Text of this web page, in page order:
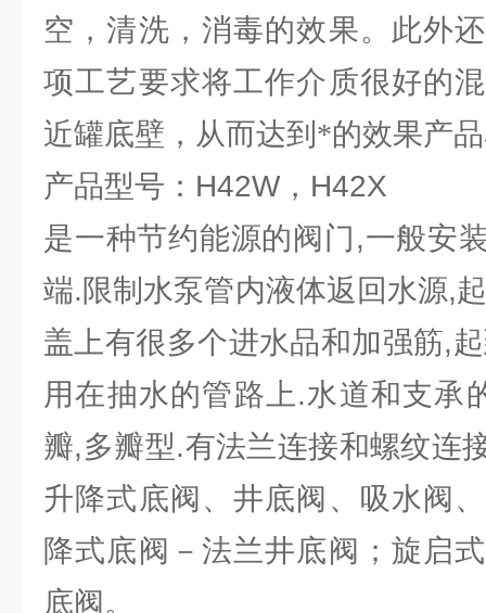
空，清洗，消毒的效果。此外
项工艺要求将工作介质很好的
近罐底壁，从而达到*的效果产
产品型号：H42W，H42X
是一种节约能源的阀门,一般安
端.限制水泵管内液体返回水源,
盖上有很多个进水品和加强筋,
用在抽水的管路上.水道和支承
瓣,多瓣型.有法兰连接和螺纹连
升降式底阀、井底阀、吸水阀
降式底阀－法兰井底阀；旋启
底阀。